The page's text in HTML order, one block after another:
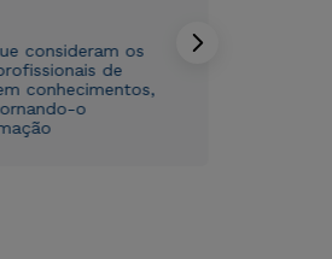
consideram os
de
conhecimentos,
o